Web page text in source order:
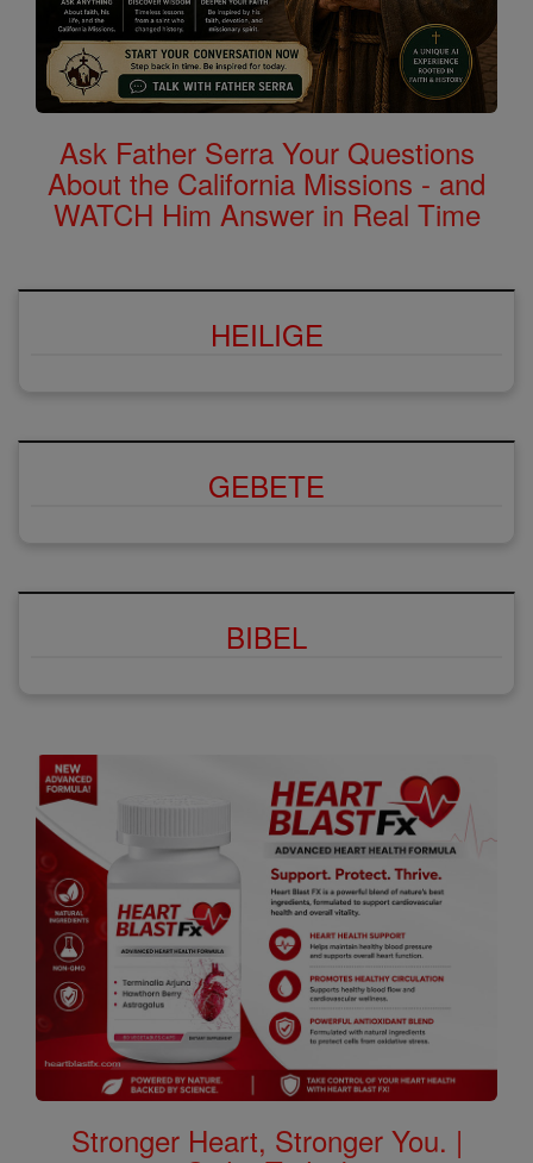
Ask Father Serra Your Questions
About the California Missions - and
WATCH Him Answer in Real Time
HEILIGE
GEBETE
BIBEL
Stronger Heart, Stronger You. |